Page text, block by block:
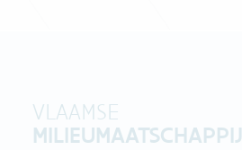
VLAAMSE
MILIEUMAATSCHAPPIJ